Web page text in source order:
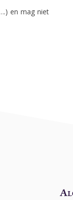
en mag niet